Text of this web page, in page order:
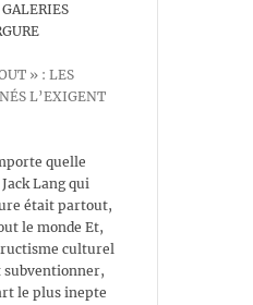
» : LES
L’EXIGENT
quelle
Lang qui
était partout,
le monde Et,
culturel
le plus inepte